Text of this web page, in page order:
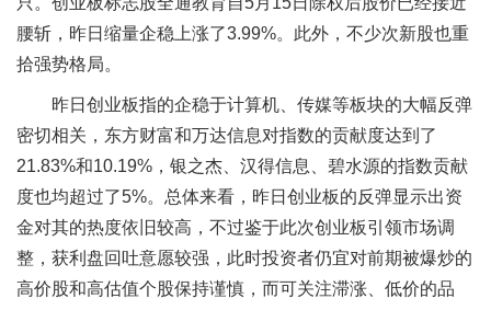
腰斩，昨日缩量企稳上涨了3.99%。此外，不少次新股也重
拾强势格局。
昨日创业板指的企稳于计算机、传媒等板块的大幅反弹
密切相关，东方财富和万达信息对指数的贡献度达到了
21.83%和10.19%，银之杰、汉得信息、碧水源的指数贡献
度也均超过了5%。总体来看，昨日创业板的反弹显示出资
金对其的热度依旧较高，不过鉴于此次创业板引领市场调
整，获利盘回吐意愿较强，此时投资者仍宜对前期被爆炒的
高价股和高估值个股保持谨慎，而可关注滞涨、低价的品